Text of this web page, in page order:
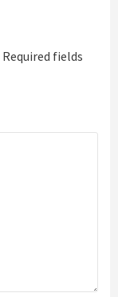
Required fields